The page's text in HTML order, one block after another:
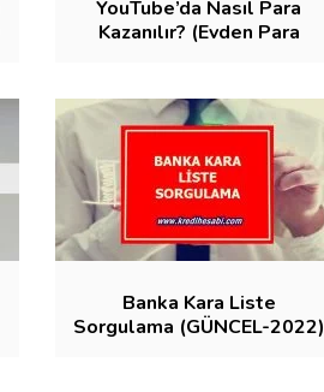
YouTube’da Nasıl Para
Kazanılır? (Evden Para
Banka Kara Liste
Sorgulama (GÜNCEL-2022)